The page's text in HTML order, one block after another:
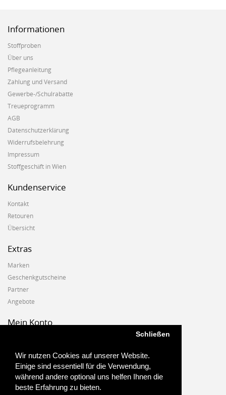
Wir nutzen Cookies auf unserer Website.
Einige sind essentiell für die Verwendung,
während andere optional uns helfen Ihnen die
beste Erfahrung zu bieten.
Schließen
Informationen
Stoffproben
Über uns
Pflegeanleitung
Zahlung und Versand
Gewerbe-/Schulrabatte
Treueprogramm
AGB
Datenschutzerklärung
Widerrufsbelehrung
Impressum
Stoffgeschäft in Wien
Kundenservice
Kontakt
Retouren
Übersicht
Extras
Marken
Geschenkgutscheine
Partner
Angebote
Mein Konto
Auftragshistorie
Wunschzettel
Newsletter